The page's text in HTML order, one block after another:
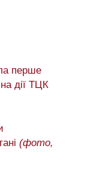
перше
на дії ТЦК
(фото,